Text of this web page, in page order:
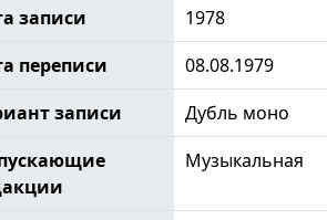
записи
1978
переписи
08.08.1979
записи
Дубль моно
Музыкальная